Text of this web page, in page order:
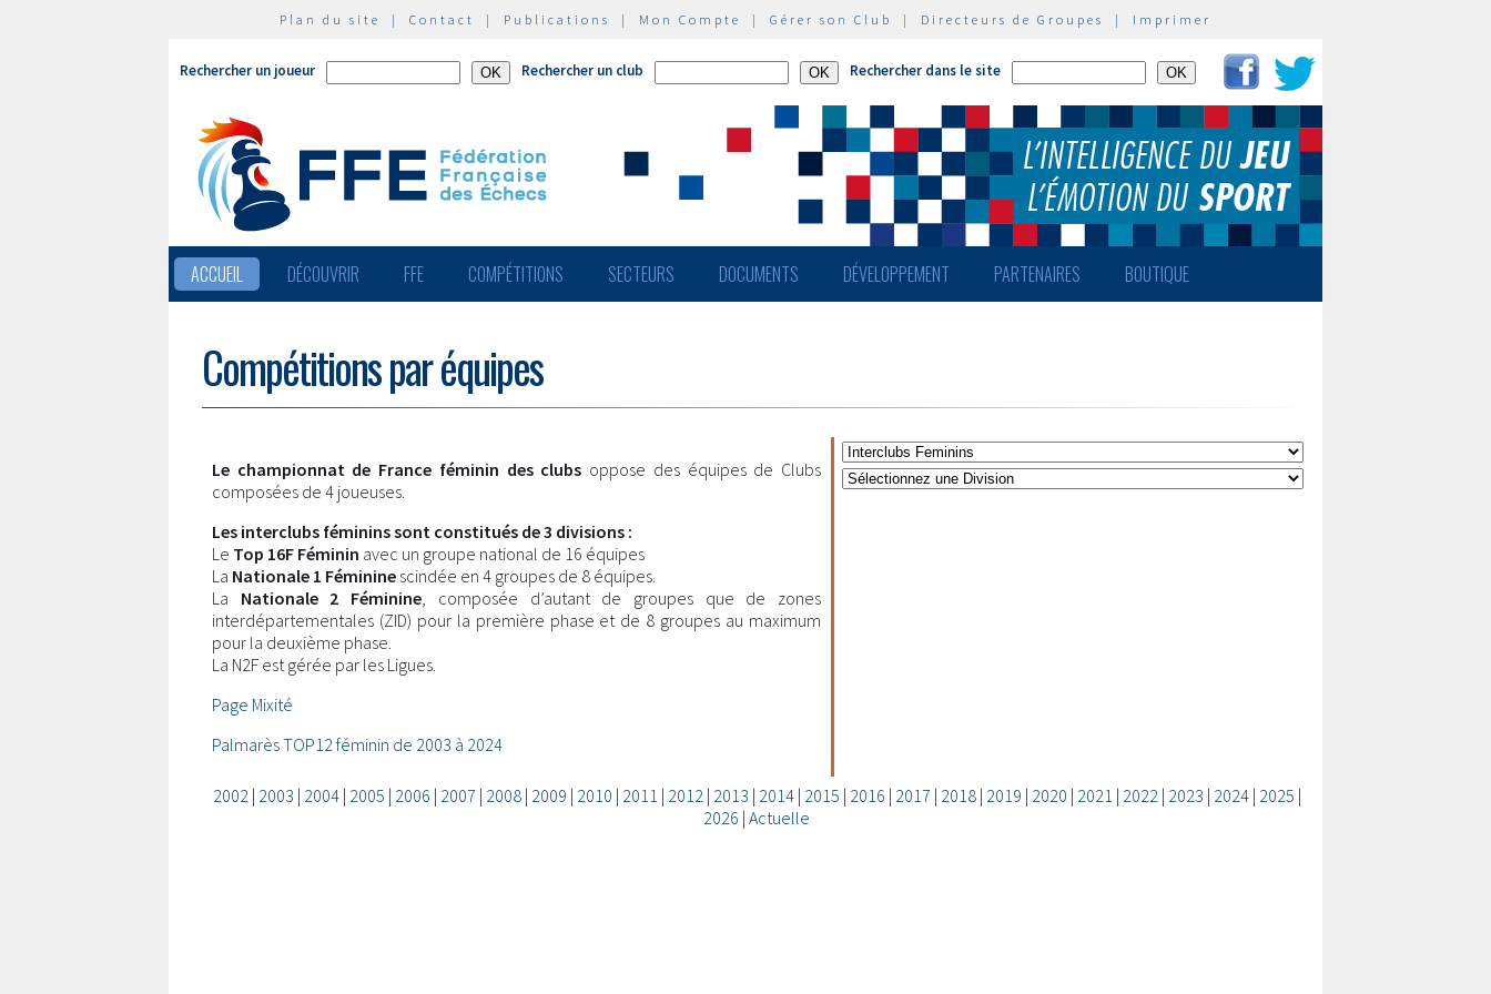
Plan du site | Contact | Publications | Mon Compte | Gérer son Club | Directeurs de Groupes | Imprimer
Rechercher un joueur Rechercher un club Rechercher dans le site
ACCUEIL DÉCOUVRIR FFE COMPÉTITIONS SECTEURS DOCUMENTS DÉVELOPPEMENT PARTENAIRES BOUTIQUE
Compétitions par équipes
Le championnat de France féminin des clubs oppose des équipes de Clubs
composées de 4 joueuses.
Les interclubs féminins sont constitués de 3 divisions :
Le Top 16F Féminin avec un groupe national de 16 équipes
La Nationale 1 Féminine scindée en 4 groupes de 8 équipes.
La Nationale 2 Féminine, composée d’autant de groupes que de zones
interdépartementales (ZID) pour la première phase et de 8 groupes au maximum
pour la deuxième phase.
La N2F est gérée par les Ligues.
Page Mixité
Palmarès TOP12 féminin de 2003 à 2024
2002| 2003 | 2004| 2005 | 2006 | 2007 | 2008| 2009 | 2010 | 2011 | 2012| 2013 | 2014| 2015 | 2016 | 2017 | 2018| 2019 | 2020 | 2021 | 2022| 2023 | 2024| 2025 |
2026 | Actuelle